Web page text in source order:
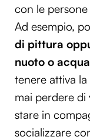
con le
Ad esempio,
di pittura
nuoto o
tenere attiva
mai perdere di
stare in
socializzare